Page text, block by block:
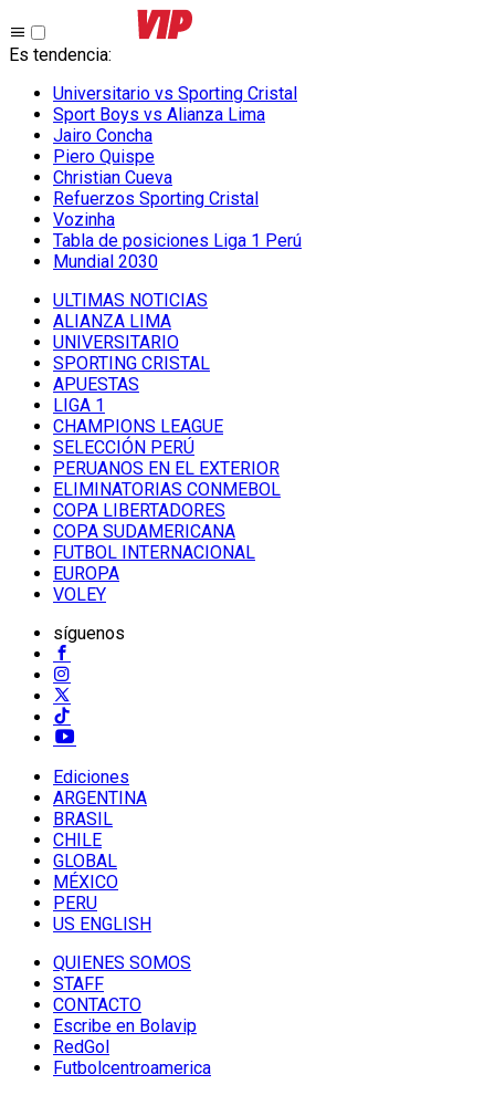
Es tendencia:
Universitario vs Sporting Cristal
Sport Boys vs Alianza Lima
Jairo Concha
Piero Quispe
Christian Cueva
Refuerzos Sporting Cristal
Vozinha
Tabla de posiciones Liga 1 Perú
Mundial 2030
ULTIMAS NOTICIAS
ALIANZA LIMA
UNIVERSITARIO
SPORTING CRISTAL
APUESTAS
LIGA 1
CHAMPIONS LEAGUE
SELECCIÓN PERÚ
PERUANOS EN EL EXTERIOR
ELIMINATORIAS CONMEBOL
COPA LIBERTADORES
COPA SUDAMERICANA
FUTBOL INTERNACIONAL
EUROPA
VOLEY
síguenos
Ediciones
ARGENTINA
BRASIL
CHILE
GLOBAL
MÉXICO
PERU
US ENGLISH
QUIENES SOMOS
STAFF
CONTACTO
Escribe en Bolavip
RedGol
Futbolcentroamerica